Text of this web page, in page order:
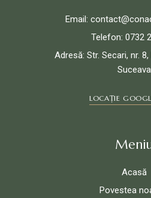
Email:
Telefon: 0732
Adresă: Str. Secari, nr.
Suceava
LOCAȚIE
Acasă
Povestea